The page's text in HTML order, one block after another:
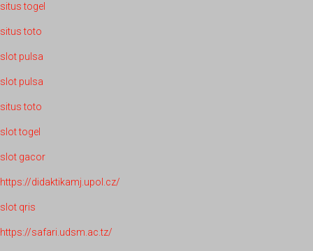
situs togel
situs toto
slot pulsa
slot pulsa
situs toto
slot togel
slot gacor
https://didaktikamj.upol.cz/
slot qris
https://safari.udsm.ac.tz/